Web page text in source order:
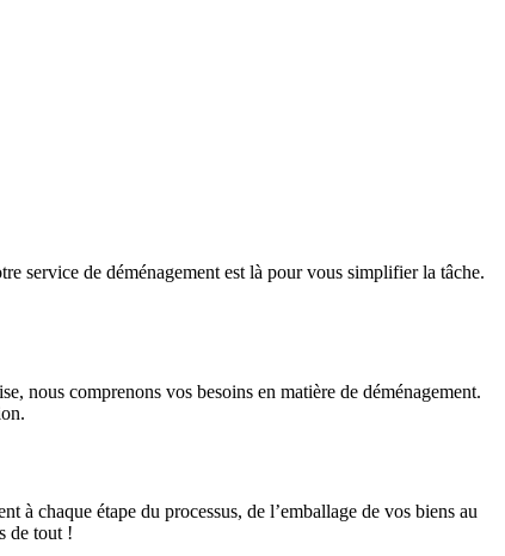
service de déménagement est là pour vous simplifier la tâche.
nous comprenons vos besoins en matière de déménagement.
à chaque étape du processus, de l’emballage de vos biens au
de tout !